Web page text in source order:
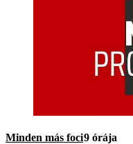
Minden más foci9 órája